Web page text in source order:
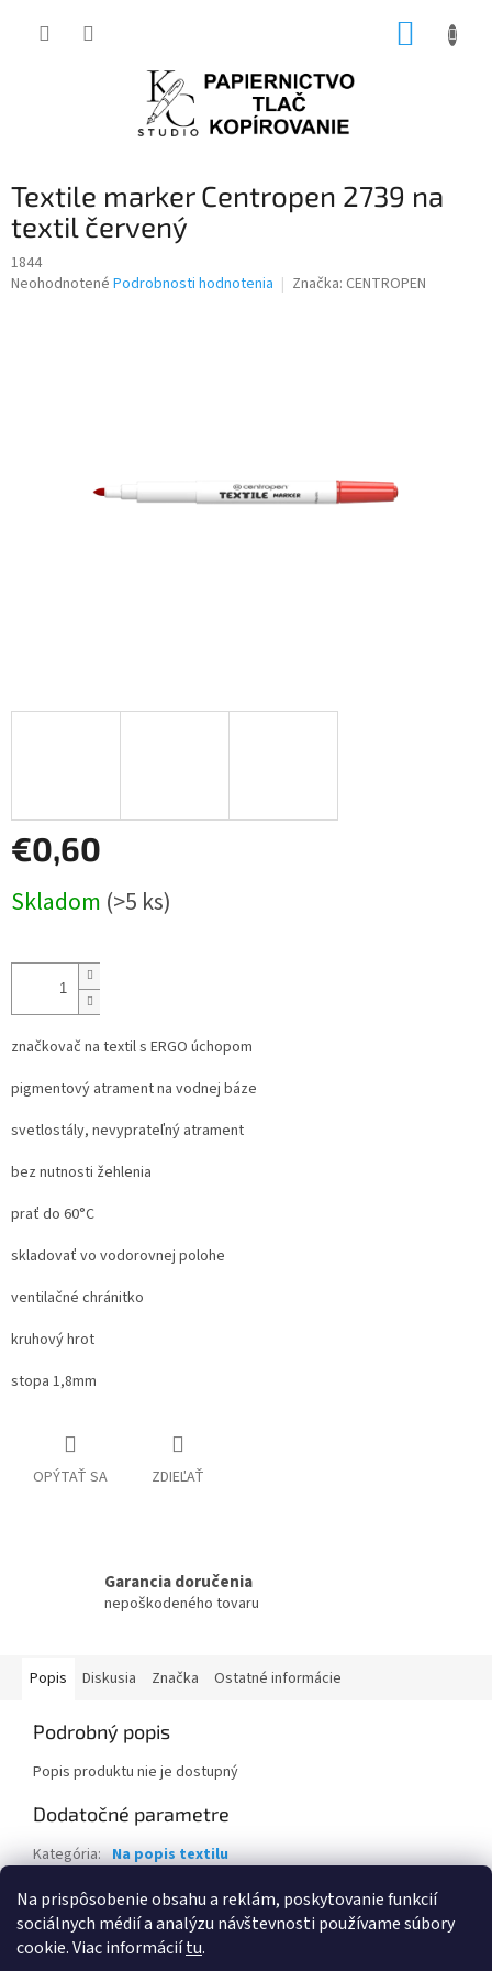
Na prispôsobenie obsahu a reklám, poskytovanie funkcií
sociálnych médií a analýzu návštevnosti používame súbory
cookie. Viac informáciítu.
Textile marker Centropen 2739 na
textil červený
1844
Priemerné
Neohodnotené Podrobnosti hodnotenia Značka: CENTROPEN
€0,60
cena:
Skladom (>5 ks)
značkovač na textil s ERGO úchopom
pigmentový atrament na vodnej báze
svetlostály, nevyprateľný atrament
bez nutnosti žehlenia
prať do 60°C
skladovať vo vodorovnej polohe
ventilačné chránitko
kruhový hrot
stopa 1,8mm
OPÝTAŤ SA ZDIEĽAŤ
Garancia doručenia
nepoškodeného tovaru
Popis Diskusia Značka Ostatné informácie
Podrobný popis
Popis produktu nie je dostupný
Dodatočné parametre
Kategória: Na popis textilu